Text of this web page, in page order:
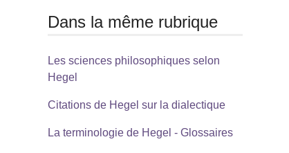
Dans la même rubrique
Les sciences philosophiques selon
Hegel
Citations de Hegel sur la dialectique
La terminologie de Hegel - Glossaires